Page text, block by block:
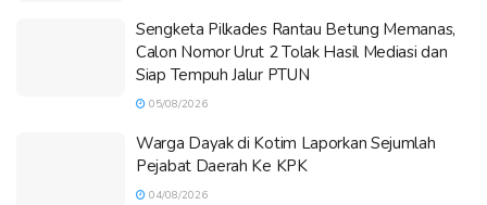
Sengketa Pilkades Rantau Betung Memanas,
Calon Nomor Urut 2 Tolak Hasil Mediasi dan
Siap Tempuh Jalur PTUN
05/08/2026
Warga Dayak di Kotim Laporkan Sejumlah
Pejabat Daerah Ke KPK
04/08/2026